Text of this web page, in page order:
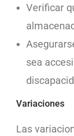
Verificar
sea
Variaciones
Las